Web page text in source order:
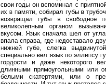
свои годы он вспоминал с
их в памяти, собирал губы в
возвращал губы в свободное
великолепным органом
вкусом. Язык сначала шел от
впала справа, где недоставало
нижней губе, слегка
специально вел язык по эллипсу
гордости и даже некоторого
длинными прямоугольными или
белыми скатертями, или о